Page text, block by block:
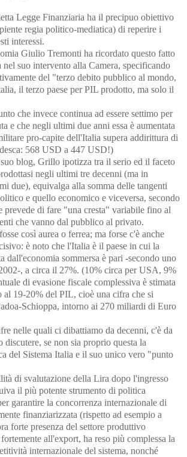
Legge Finanziaria ha il precipuo obiettivo
regia politico-mediatica) di reperire i
interessi.
Giulio Tremonti ha ricordato questo fatto
nel suo intervento alla Camera, specificando
del "terzo debito pubblico al mondo,
il terzo paese per PIL prodotto, ma solo il
che invece continua ad essere settimo per
e che negli ultimi due anni essa è aumentata
pro-capite dell'Italia supera addirittura di
568 USD a 447 USD!)
blog, Grillo ipotizza tra il serio ed il faceto
negli ultimi tre decenni (ma in
due), equivalga alla somma delle tangenti
e quello economico e viceversa, secondo
prevede di fare "una cresta" variabile fino al
che vanno dal pubblico al privato.
così aurea o ferrea; ma forse c'è anche
è noto che l'Italia è il paese in cui la
dall'economia sommersa è pari -secondo uno
, a circa il 27%. (10% circa per USA, 9%
di evasione fiscale complessiva è stimata
al 19-20% del PIL, cioè una cifra che si
Schioppa, intorno ai 270 miliardi di Euro
nelle quali ci dibattiamo da decenni, c'è da
discutere, se non sia proprio questa la
del Sistema Italia e il suo unico vero "punto
di svalutazione della Lira dopo l'ingresso
il più potente strumento di politica
garantire la concorrenza internazionale di
finanziarizzata (rispetto ad esempio a
forte presenza del settore produttivo
all'export, ha reso più complessa la
internazionale del sistema, nonché